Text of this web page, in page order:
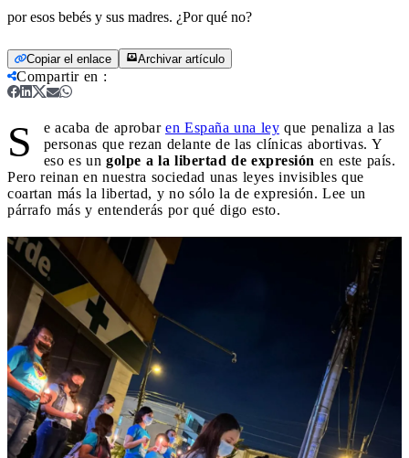
por esos bebés y sus madres. ¿Por qué no?
Copiar el enlace Archivar artículo
Compartir en :
S e acaba de aprobar en España una ley que penaliza a las
personas que rezan delante de las clínicas abortivas. Y
eso es un golpe a la libertad de expresión en este país.
Pero reinan en nuestra sociedad unas leyes invisibles que
coartan más la libertad, y no sólo la de expresión. Lee un
párrafo más y entenderás por qué digo esto.